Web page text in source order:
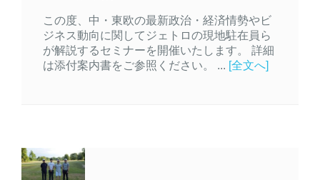
この度、中・東欧の最新政治・経済情勢やビ
ジネス動向に関してジェトロの現地駐在員ら
が解説するセミナーを開催いたします。 詳細
は添付案内書をご参照ください。 ... [全文へ]